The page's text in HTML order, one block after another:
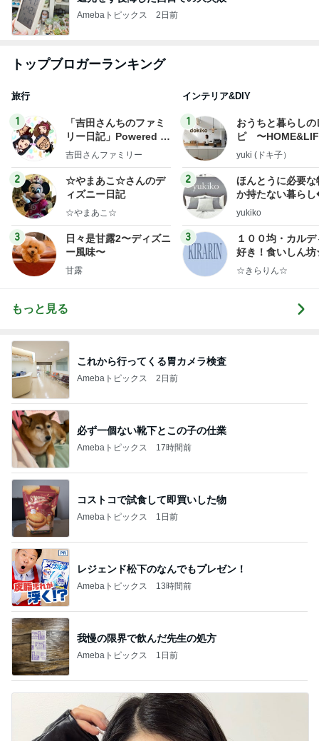
Amebaトピックス 2日前
トップブロガーランキング
旅行
1
「吉田さんちのファミ
リー日記」Powered b
y Ameba 吉田さんファ
ログ
吉田さんファミリー
2
☆やまあこ☆さんのデ
ィズニー日記
☆やまあこ☆
3
日々是甘露2〜ディズニ
ー風味〜
甘露
インテリア&DIY
1
おうちと暮らしの
ピ 〜
yuki (ドキ子）
2
ほんとうに必要な
か持たない暮ら
ep Life Simple◆
yukiko
3
１００均・カルデ
好き！食いしん
らりん☆のブログ
☆きらりん☆
もっと見る
これから行ってくる胃カメラ検査
Amebaトピックス 2日前
必ず一個ない靴下とこの子の仕業
Amebaトピックス 17時間前
コストコで試食して即買いした物
Amebaトピックス 1日前
レジェンド松下のなんでもプレゼン！
Amebaトピックス 13時間前
我慢の限界で飲んだ先生の処方
Amebaトピックス 1日前